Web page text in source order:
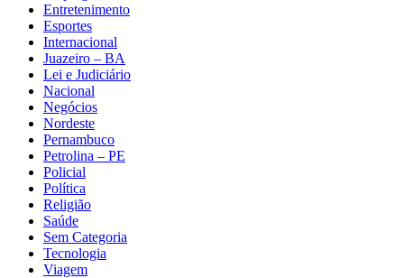
Entretenimento
Esportes
Internacional
Juazeiro – BA
Lei e Judiciário
Nacional
Negócios
Nordeste
Pernambuco
Petrolina – PE
Policial
Política
Religião
Saúde
Sem Categoria
Tecnologia
Viagem